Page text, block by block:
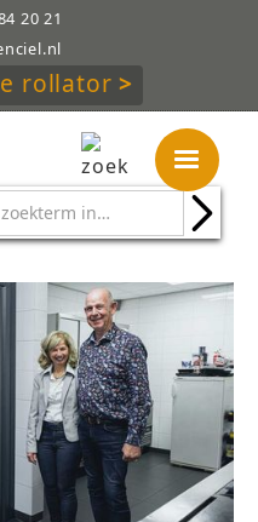
20 21
rollator>